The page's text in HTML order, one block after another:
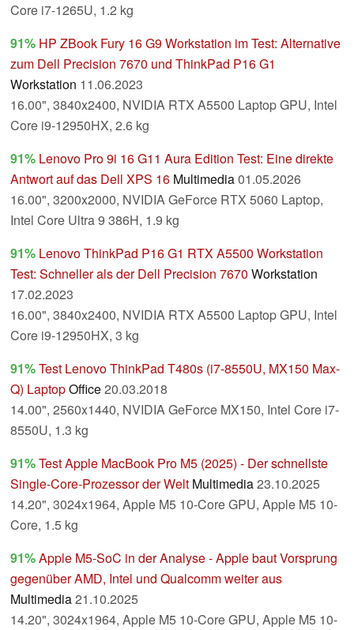
Core i7-1265U, 1.2 kg
91% HP ZBook Fury 16 G9 Workstation im Test: Alternative
zum Dell Precision 7670 und ThinkPad P16 G1
Workstation 11.06.2023
16.00", 3840x2400, NVIDIA RTX A5500 Laptop GPU, Intel
Core i9-12950HX, 2.6 kg
91% Lenovo Pro 9i 16 G11 Aura Edition Test: Eine direkte
Antwort auf das Dell XPS 16 Multimedia01.05.2026
16.00", 3200x2000, NVIDIA GeForce RTX 5060 Laptop,
Intel Core Ultra 9 386H, 1.9 kg
91% Lenovo ThinkPad P16 G1 RTX A5500 Workstation
Test: Schneller als der Dell Precision 7670 Workstation
17.02.2023
16.00", 3840x2400, NVIDIA RTX A5500 Laptop GPU, Intel
Core i9-12950HX, 3 kg
91%Test Lenovo ThinkPad T480s (i7-8550U, MX150 Max-
Q) LaptopOffice20.03.2018
14.00", 2560x1440, NVIDIA GeForce MX150, Intel Core i7-
8550U, 1.3 kg
91%Test Apple MacBook Pro M5 (2025) - Der schnellste
Single-Core-Prozessor der Welt Multimedia23.10.2025
14.20", 3024x1964, Apple M5 10-Core GPU, Apple M5 10-
Core, 1.5 kg
91%Apple M5-SoC in der Analyse - Apple baut Vorsprung
gegenüber AMD, Intel und Qualcomm weiter aus
Multimedia21.10.2025
14.20", 3024x1964, Apple M5 10-Core GPU, Apple M5 10-